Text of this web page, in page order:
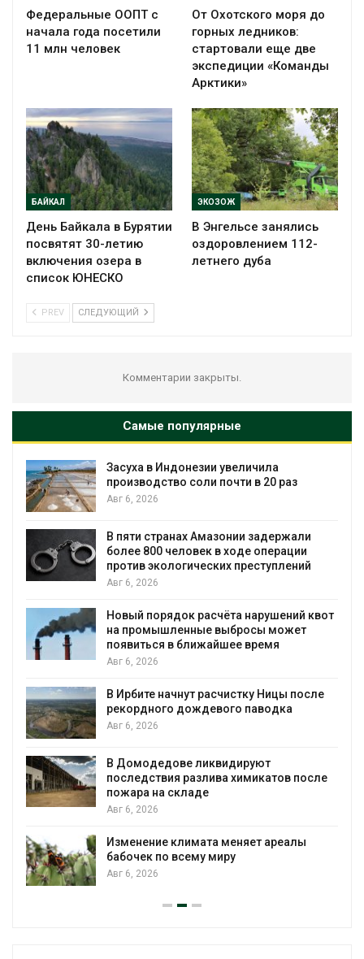
Федеральные ООПТ с
начала года посетили
11 млн человек
От Охотского моря до
горных ледников:
стартовали еще две
экспедиции «Команды
Арктики»
БАЙКАЛ
День Байкала в Бурятии
посвятят 30-летию
включения озера в
список ЮНЕСКО
ЭКОЗОЖ
В Энгельсе занялись
оздоровлением 112-
летнего дуба
PREV СЛЕДУЮЩИЙ
Комментарии закрыты.
Самые популярные
20 раз
квот
может
Ницы после
после
ареалы
В Австралии снизят стоимость
установки солнечных панелей
Москвариум отметит 11-летие
трёхдневным фестивалем
В Кении противников
проверяют по статье о
Авг 5, 2026
для охраны израильской
Авг 5, 2026
климата»: исследование
пределы экологических
Авг 5, 2026
экологическую премию
«Экопозитив-2026»